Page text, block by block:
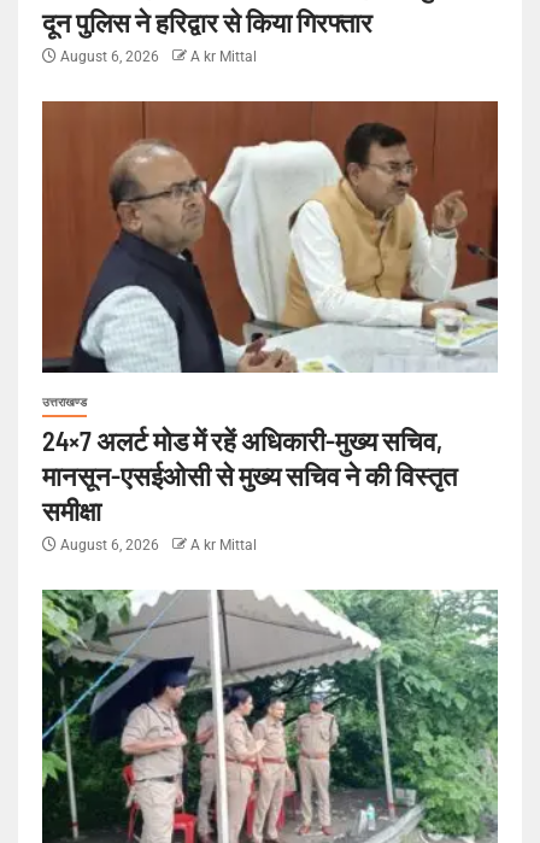
दून पुलिस ने हरिद्वार से किया गिरफ्तार
August 6, 2026 A kr Mittal
उत्तराखण्ड
24×7 अलर्ट मोड में रहें अधिकारी-मुख्य सचिव,
मानसून-एसईओसी से मुख्य सचिव ने की विस्तृत
समीक्षा
August 6, 2026 A kr Mittal